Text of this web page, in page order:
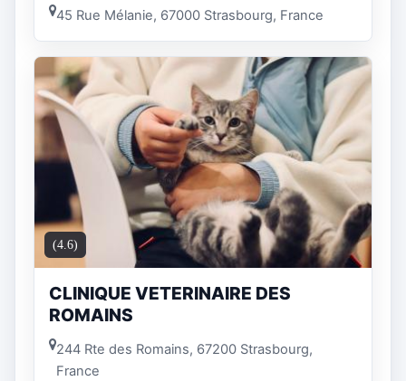
45 Rue Mélanie, 67000 Strasbourg, France
(4.6)
CLINIQUE VETERINAIRE DES
ROMAINS
244 Rte des Romains, 67200 Strasbourg,
France